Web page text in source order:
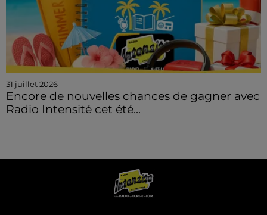
31 juillet 2026
Encore de nouvelles chances de gagner avec
Radio Intensité cet été...